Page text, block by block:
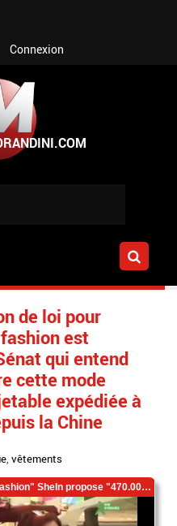
Connexion
de loi pour
est
qui entend
cette mode
expédiée à
la Chine
,vêtements